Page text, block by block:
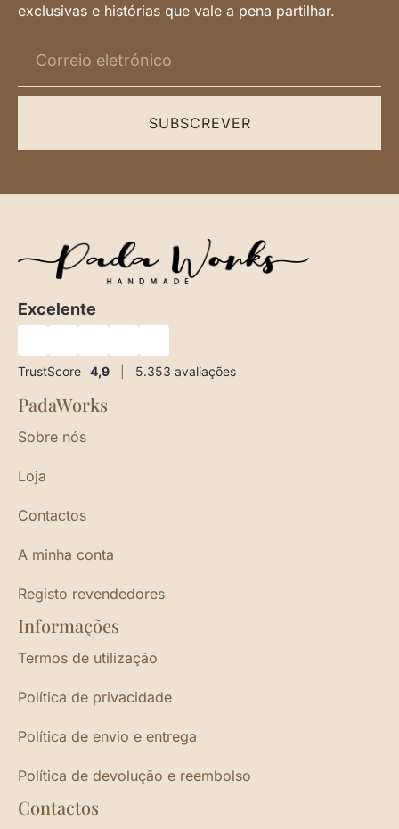
exclusivas e histórias que vale a pena partilhar.
SUBSCREVER
Excelente
TrustScore 4,9 5.353 avaliações
PadaWorks
Sobre nós
Loja
Contactos
A minha conta
Registo revendedores
Informações
Termos de utilização
Política de privacidade
Política de envio e entrega
Política de devolução e reembolso
Contactos